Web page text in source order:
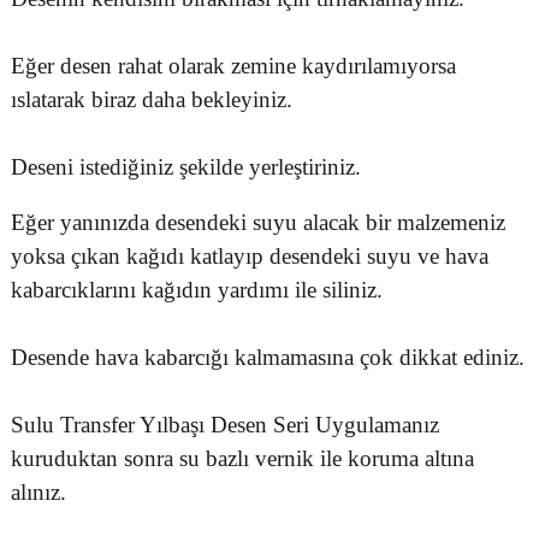
Eğer desen rahat olarak zemine kaydırılamıyorsa
ıslatarak biraz daha bekleyiniz.
Deseni istediğiniz şekilde yerleştiriniz.
Eğer yanınızda desendeki suyu alacak bir malzemeniz
yoksa çıkan kağıdı katlayıp desendeki suyu ve hava
kabarcıklarını kağıdın yardımı ile siliniz.
Desende hava kabarcığı kalmamasına çok dikkat ediniz.
Sulu Transfer Yılbaşı Desen Seri Uygulamanız
kuruduktan sonra su bazlı vernik ile koruma altına
alınız.